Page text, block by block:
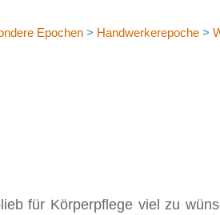
Epochen > Handwerkerepoche >
für Körperpflege viel zu